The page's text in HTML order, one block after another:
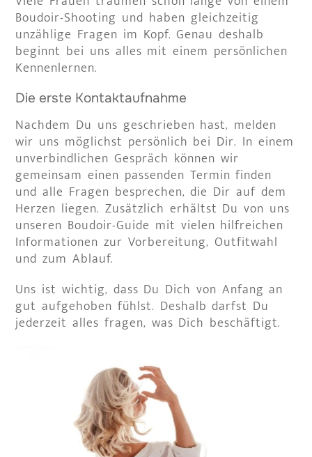
Boudoir-Shooting und haben gleichzeitig
unzählige Fragen im Kopf. Genau deshalb
beginnt bei uns alles mit einem persönlichen
Kennenlernen.
Die erste Kontaktaufnahme
Nachdem Du uns geschrieben hast, melden
wir uns möglichst persönlich bei Dir. In einem
unverbindlichen Gespräch können wir
gemeinsam einen passenden Termin finden
und alle Fragen besprechen, die Dir auf dem
Herzen liegen. Zusätzlich erhältst Du von uns
unseren Boudoir-Guide mit vielen hilfreichen
Informationen zur Vorbereitung, Outfitwahl
und zum Ablauf.
Uns ist wichtig, dass Du Dich von Anfang an
gut aufgehoben fühlst. Deshalb darfst Du
jederzeit alles fragen, was Dich beschäftigt.